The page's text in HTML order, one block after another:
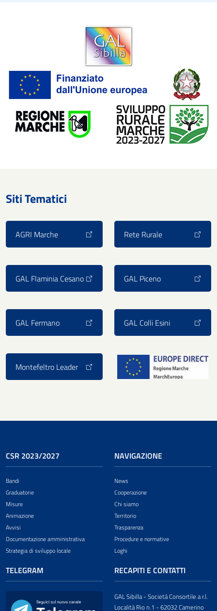
Siti Tematici
AGRI Marche Rete Rurale
GAL Flaminia Cesano GAL Piceno
GAL Fermano GAL Colli Esini
Montefeltro Leader
CSR 2023/2027
Bandi
Graduatorie
Misure
Animazione
Avvisi
Documentazione amministrativa
Strategia di sviluppo locale
NAVIGAZIONE
News
Cooperazione
Chi siamo
Territorio
Trasparenza
Procedure e normative
Loghi
TELEGRAM RECAPITI E CONTATTI
GAL Sibilla - Società Consortile a r.l.
Località Rio n.1 - 62032 Camerino